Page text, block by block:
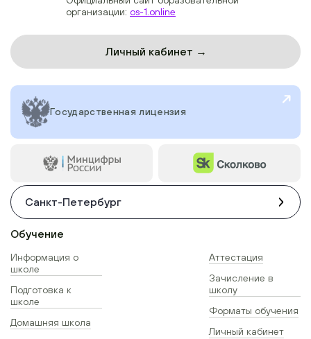
организации: os-1.online
Личный кабинет →
Государственная лицензия
Санкт-Петербург
Обучение
Информация о
школе
Подготовка к
школе
Домашняя школа
Аттестация
Зачисление в
школу
Форматы обучения
Личный кабинет